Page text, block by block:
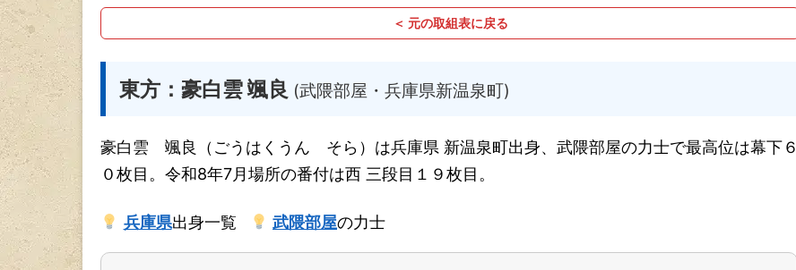
＜ 元の取組表に戻る
東方：豪白雲 颯良 (武隈部屋・兵庫県新温泉町)
豪白雲 颯良（ごうはくうん そら）は兵庫県 新温泉町出身、武隈部屋の力士で最高位は幕下６
０枚目。令和8年7月場所の番付は西 三段目１９枚目。
兵庫県出身一覧 武隈部屋の力士